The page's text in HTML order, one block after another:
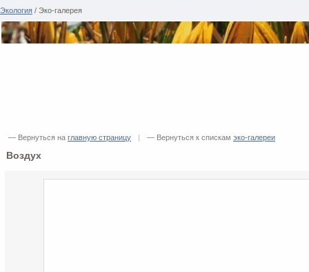
Экология / Эко-галерея
— Вернуться на главную страницу | — Вернуться к спискам эко-галереи
Воздух